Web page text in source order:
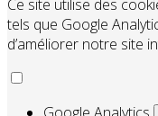
Ce site utilise des
tels que Google
d’améliorer notre site